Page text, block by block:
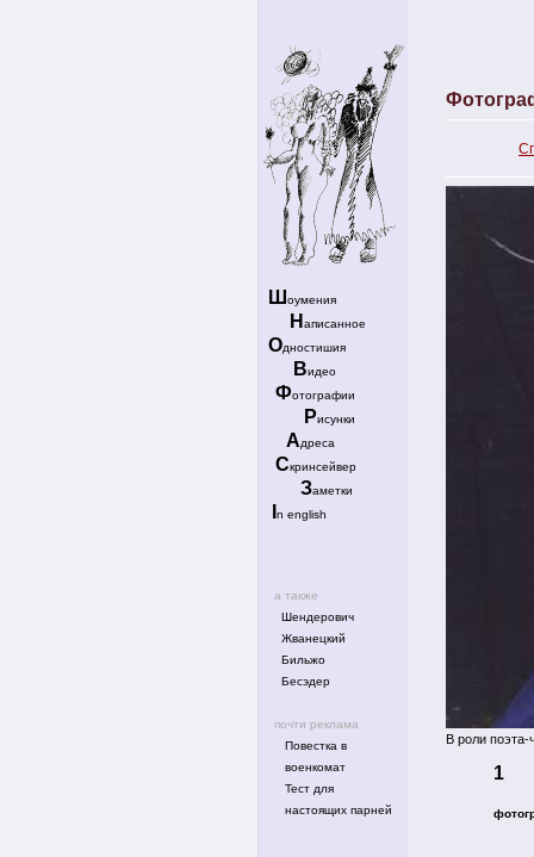
Ш оумения
Н аписанное
Одностишия
Видео
Фотографии
Рисунки
Адреса
Скринсейвер
Заметки
n english
а также
Шендерович
Жванецкий
Бильжо
Бесэдер
почти реклама
Повестка в
военкомат
Тест для
настоящих парней
В роли поэта-
1